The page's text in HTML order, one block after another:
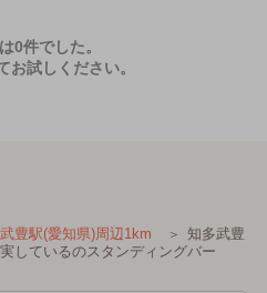
0件でした。
お試しください。
豊駅(愛知県)周辺1km
知多武豊
しているのスタンディングバー